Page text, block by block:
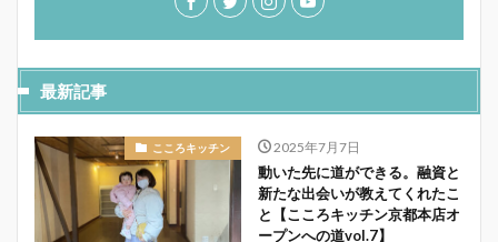
最新記事
こころキッチン 2025年7月7日
動いた先に道ができる。融資と
新たな出会いが教えてくれたこ
と【こころキッチン京都本店オ
ープンへの道vol.7】